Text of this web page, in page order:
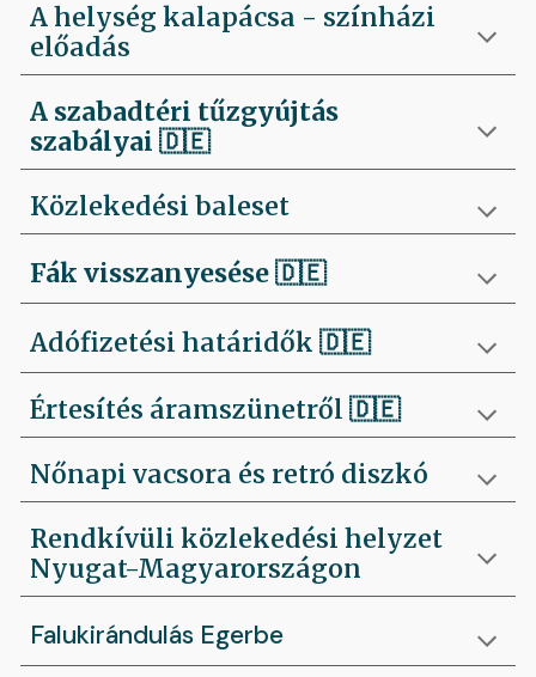
A helység kalapácsa - színházi
előadás
A szabadtéri tűzgyújtás
szabályai🇩🇪
Közlekedési baleset
Fák visszanyesése🇩🇪
Adófizetési határidők 🇩🇪
Értesítés áramszünetről 🇩🇪
Nőnapi vacsora és retró diszkó
Rendkívüli közlekedési helyzet
Nyugat-Magyarországon
Falukirándulás Egerbe